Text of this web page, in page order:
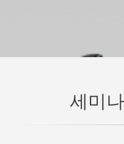
세미